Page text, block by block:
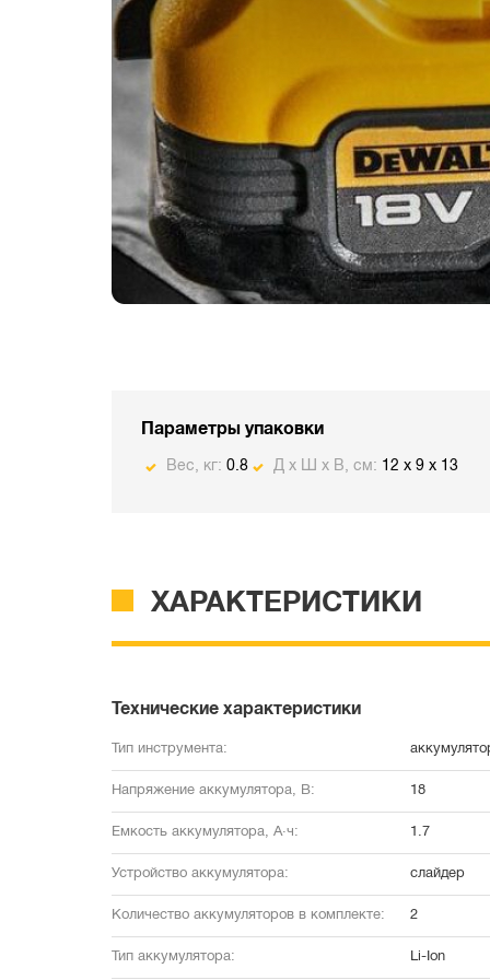
Параметры упаковки
Вес, кг: 0.8 Д х Ш х В, см: 12 x 9 x 13
ХАРАКТЕРИСТИКИ
Технические характеристики
Тип инструмента:
Напряжение аккумулятора, В: 18
Емкость аккумулятора, А·ч: 1.7
Устройство аккумулятора: слайдер
Количество аккумуляторов в комплекте: 2
Тип аккумулятора: Li-Ion